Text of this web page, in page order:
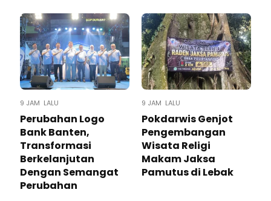
9 JAM LALU
Perubahan Logo
Bank Banten,
Transformasi
Berkelanjutan
Dengan Semangat
Perubahan
9 JAM LALU
Pokdarwis Genjot
Pengembangan
Wisata Religi
Makam Jaksa
Pamutus di Lebak